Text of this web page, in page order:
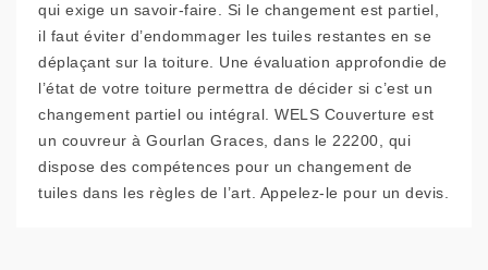
qui exige un savoir-faire. Si le changement est partiel,
il faut éviter d’endommager les tuiles restantes en se
déplaçant sur la toiture. Une évaluation approfondie de
l’état de votre toiture permettra de décider si c’est un
changement partiel ou intégral. WELS Couverture est
un couvreur à Gourlan Graces, dans le 22200, qui
dispose des compétences pour un changement de
tuiles dans les règles de l’art. Appelez-le pour un devis.